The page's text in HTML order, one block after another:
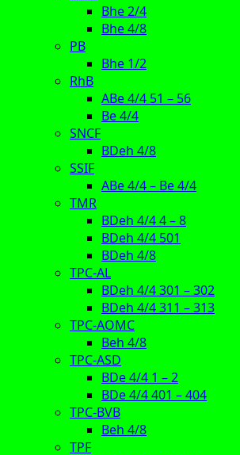
Bhe 2/4
Bhe 4/8
PB
Bhe 1/2
RhB
ABe 4/4 51 – 56
Be 4/4
SNCF
BDeh 4/8
SSIF
ABe 4/4 – Be 4/4
TMR
BDeh 4/4 4 – 8
BDeh 4/4 501
BDeh 4/8
TPC-AL
BDeh 4/4 301 – 302
BDeh 4/4 311 – 313
TPC-AOMC
Beh 4/8
TPC-ASD
BDe 4/4 1 – 2
BDe 4/4 401 – 404
TPC-BVB
Beh 4/8
TPF